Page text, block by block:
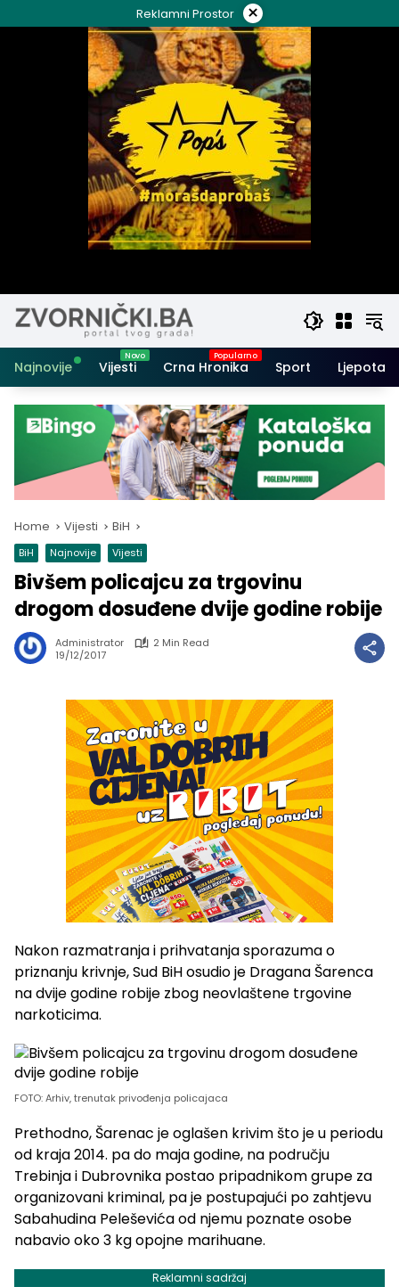
to
Reklamni Prostor ×
Najnovije Vijesti Crna Hronika Sport Ljepota i
Home Vijesti BiH
BiH Najnovije Vijesti
Bivšem policajcu za trgovinu
drogom dosuđene dvije godine robije
Administrator
2 Min Read
19/12/2017
Nakon razmatranja i prihvatanja sporazuma o
priznanju krivnje, Sud BiH osudio je Dragana Šarenca
na dvije godine robije zbog neovlaštene trgovine
narkoticima.
FOTO: Arhiv, trenutak privođenja policajaca
Prethodno, Šarenac je oglašen krivim što je u periodu
od kraja 2014. pa do maja godine, na području
Trebinja i Dubrovnika postao pripadnikom grupe za
organizovani kriminal, pa je postupajući po zahtjevu
Sabahudina Peleševića od njemu poznate osobe
nabavio oko 3 kg opojne marihuane.
Reklamni sadržaj